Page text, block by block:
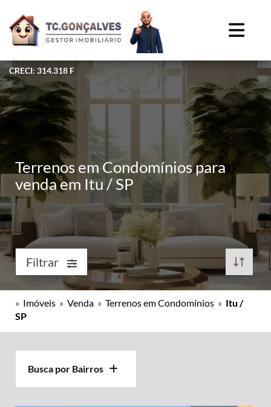
CRECI: 314.318 F
Terrenos em Condomínios para
venda em Itu / SP
Filtrar
» Imóveis » Venda » Terrenos em Condomínios » Itu /
SP
Busca por Bairros